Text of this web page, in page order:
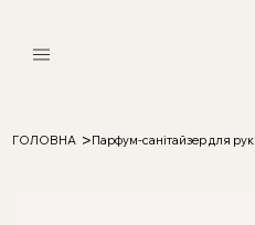
ГОЛОВНА >Парфум-санітайзер для рук